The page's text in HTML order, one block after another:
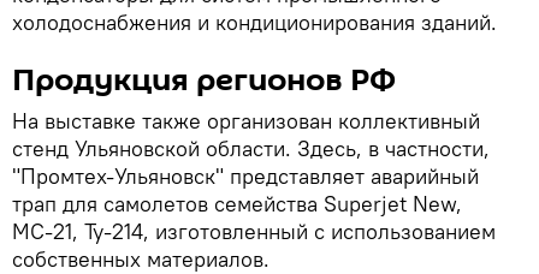
холодоснабжения и кондиционирования зданий.
Продукция регионов РФ
На выставке также организован коллективный
стенд Ульяновской области. Здесь, в частности,
"Промтех-Ульяновск" представляет аварийный
трап для самолетов семейства Superjet New,
МС-21, Ту-214, изготовленный с использованием
собственных материалов.